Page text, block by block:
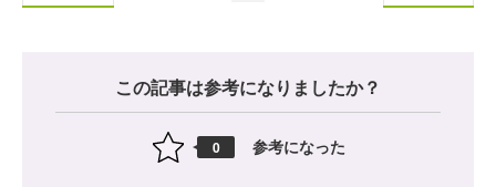
この記事は参考になりましたか？
0 参考になった